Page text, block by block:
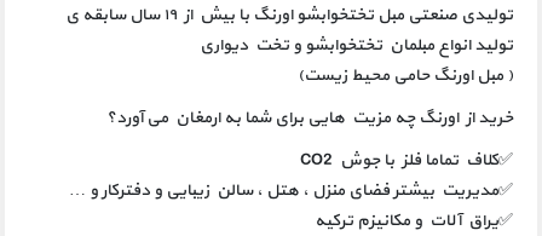
تولیدی صنعتی مبل تختخوابشو اورنگ با بیش از ۱۹ سال سابقه ی
تولید انواع مبلمان تختخوابشو و تخت دیواری
( مبل اورنگ حامی محیط زیست)
خرید از اورنگ چه مزیت هایی برای شما به ارمغان می آورد؟
✅کلاف تماما فلز با جوش CO2
✅مدیریت بیشتر فضای منزل ، هتل ، سالن زیبایی و دفترکار و …
✅یراق آلات و مکانیزم ترکیه